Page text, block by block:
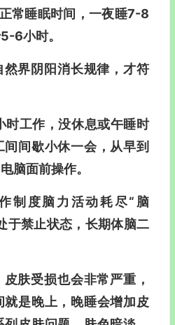
常睡眠时间，一夜睡7-8
6小时。
然界阴阳消长规律，才符
工作，没休息或午睡时
间歇小休一会，从早到
脑面前操作。
制度脑力活动耗尽“脑
于禁止状态，长期体脑二
肤受损也会非常严重，
就是晚上，晚睡会增加皮